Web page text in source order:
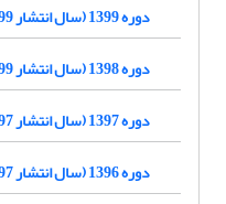
دوره 1399 (سال انتشار 1399)
دوره 1398 (سال انتشار 1399)
دوره 1397 (سال انتشار 1397)
دوره 1396 (سال انتشار 1397)